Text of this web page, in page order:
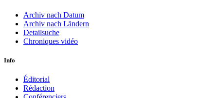
Archiv nach Datum
Archiv nach Ländern
Detailsuche
Chroniques vidéo
Info
Éditorial
Rédaction